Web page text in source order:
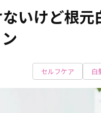
いけど根
セルフケア 白